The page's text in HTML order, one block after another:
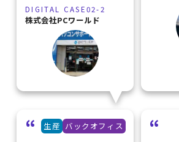
DIGITAL CASE02-2
株式会社PCワールド
生産 バックオフィス